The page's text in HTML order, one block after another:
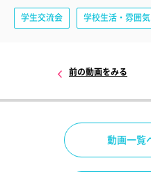
学生交流会 学校生活・雰囲気
前の動画をみる
動画一覧